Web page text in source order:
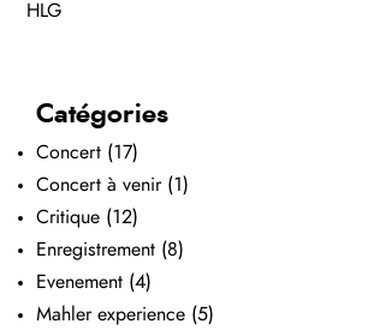
HLG
Catégories
Concert (17)
Concert à venir(1)
Critique (12)
Enregistrement (8)
Evenement (4)
Mahler experience (5)